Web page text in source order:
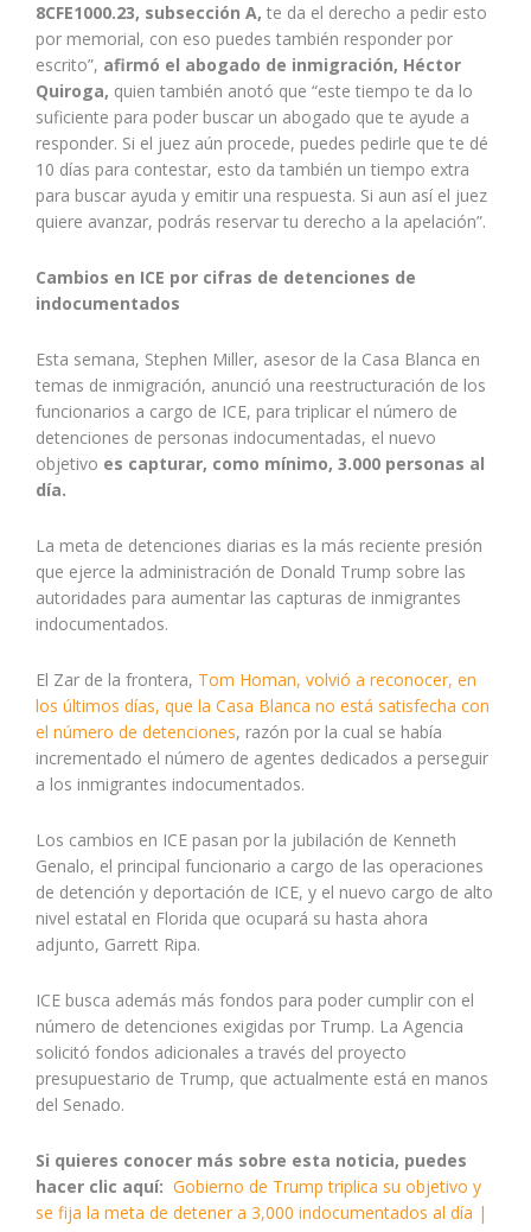
8CFE1000.23, subsección A, te da el derecho a pedir esto
por memorial, con eso puedes también responder por
escrito”, afirmó el abogado de inmigración, Héctor
Quiroga, quien también anotó que “este tiempo te da lo
suficiente para poder buscar un abogado que te ayude a
responder. Si el juez aún procede, puedes pedirle que te dé
10 días para contestar, esto da también un tiempo extra
para buscar ayuda y emitir una respuesta. Si aun así el juez
quiere avanzar, podrás reservar tu derecho a la apelación”.
Cambios en ICE por cifras de detenciones de
indocumentados
Esta semana, Stephen Miller, asesor de la Casa Blanca en
temas de inmigración, anunció una reestructuración de los
funcionarios a cargo de ICE, para triplicar el número de
detenciones de personas indocumentadas, el nuevo
objetivo es capturar, como mínimo, 3.000 personas al
día.
La meta de detenciones diarias es la más reciente presión
que ejerce la administración de Donald Trump sobre las
autoridades para aumentar las capturas de inmigrantes
indocumentados.
El Zar de la frontera, Tom Homan, volvió a reconocer, en
los últimos días, que la Casa Blanca no está satisfecha con
el número de detenciones, razón por la cual se había
incrementado el número de agentes dedicados a perseguir
a los inmigrantes indocumentados.
Los cambios en ICE pasan por la jubilación de Kenneth
Genalo, el principal funcionario a cargo de las operaciones
de detención y deportación de ICE, y el nuevo cargo de alto
nivel estatal en Florida que ocupará su hasta ahora
adjunto, Garrett Ripa.
ICE busca además más fondos para poder cumplir con el
número de detenciones exigidas por Trump. La Agencia
solicitó fondos adicionales a través del proyecto
presupuestario de Trump, que actualmente está en manos
del Senado.
Si quieres conocer más sobre esta noticia, puedes
hacer clic aquí: Gobierno de Trump triplica su objetivo y
se fija la meta de detener a 3,000 indocumentados al día |